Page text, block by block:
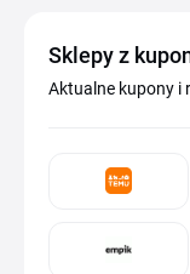
Sklepy z
Aktualne kupony i